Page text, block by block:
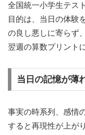
全国統一小学生テス
目的は、当日の体験
の良し悪しに寄らず
翌週の算数プリント
当日の記憶が薄
事実の時系列、感情
すると再現性が上が